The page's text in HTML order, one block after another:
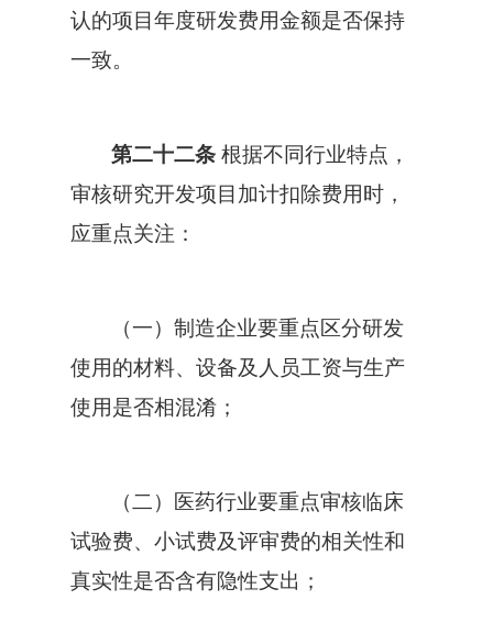
认的项目年度研发费用金额是否保持
一致。
第二十二条 根据不同行业特点，
审核研究开发项目加计扣除费用时，
应重点关注：
（一）制造企业要重点区分研发
使用的材料、设备及人员工资与生产
使用是否相混淆；
（二）医药行业要重点审核临床
试验费、小试费及评审费的相关性和
真实性是否含有隐性支出；